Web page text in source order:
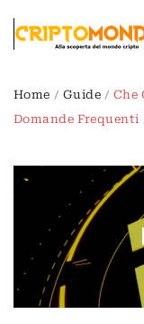
Passa al
Home Guide
Che
Domande Frequenti